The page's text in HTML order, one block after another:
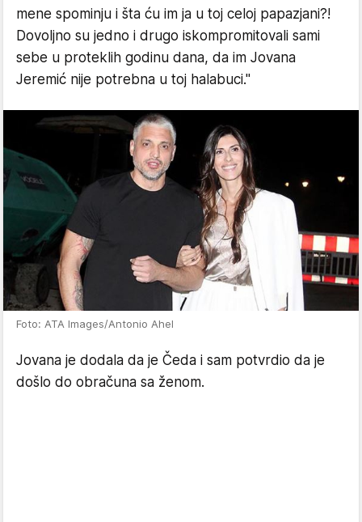
mene spominju i šta ću im ja u toj celoj papazjani?!
Dovoljno su jedno i drugo iskompromitovali sami
sebe u proteklih godinu dana, da im Jovana
Jeremić nije potrebna u toj halabuci."
Foto: ATA Images/Antonio Ahel
Jovana je dodala da je Čeda i sam potvrdio da je
došlo do obračuna sa ženom.